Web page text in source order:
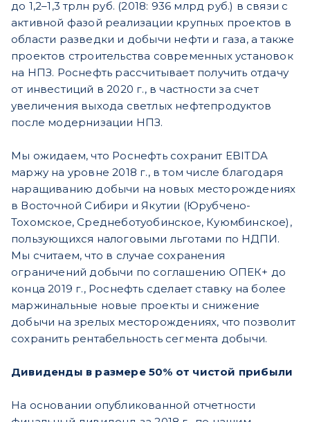
до 1,2–1,3 трлн руб. (2018: 936 млрд руб.) в связи с
активной фазой реализации крупных проектов в
области разведки и добычи нефти и газа, а также
проектов строительства современных установок
на НПЗ. Роснефть рассчитывает получить отдачу
от инвестиций в 2020 г., в частности за счет
увеличения выхода светлых нефтепродуктов
после модернизации НПЗ.
Мы ожидаем, что Роснефть сохранит EBITDA
маржу на уровне 2018 г., в том числе благодаря
наращиванию добычи на новых месторождениях
в Восточной Сибири и Якутии (Юрубчено-
Тохомское, Среднеботуобинское, Куюмбинское),
пользующихся налоговыми льготами по НДПИ.
Мы считаем, что в случае сохранения
ограничений добычи по соглашению ОПЕК+ до
конца 2019 г., Роснефть сделает ставку на более
маржинальные новые проекты и снижение
добычи на зрелых месторождениях, что позволит
сохранить рентабельность сегмента добычи.
Дивиденды в размере 50% от чистой прибыли
На основании опубликованной отчетности